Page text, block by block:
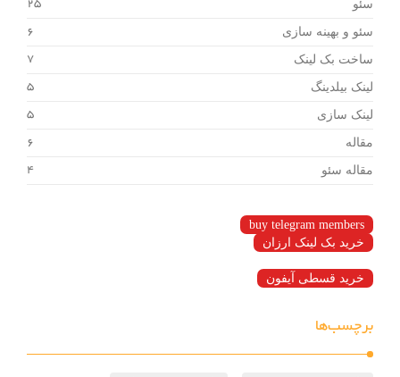
سئو 25
سئو و بهینه سازی 6
ساخت بک لینک 7
لینک بیلدینگ 5
لینک سازی 5
مقاله 6
مقاله سئو 4
buy telegram members
خرید بک لینک ارزان
خرید قسطی آیفون
برچسب‌ها